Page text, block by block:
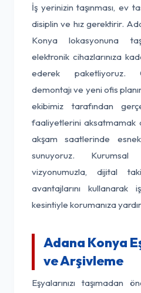
İş yerinizin taşınması, ev
disiplin ve hız gerektirir.
Konya lokasyonuna
elektronik cihazlarınıza
ederek paketliyoruz.
demontajı ve yeni ofis
ekibimiz tarafından
faaliyetlerini aksatmamak
akşam saatlerinde
sunuyoruz. Kurumsal
vizyonumuzla, dijital
avantajlarını
kesintiyle korumanıza
Adana Konya
ve Arşivleme
Eşyalarınızı